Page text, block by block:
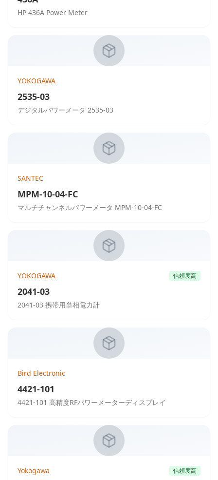
HP 436A Power Meter
YOKOGAWA
2535-03
デジタルパワーメータ 2535-03
SANTEC
MPM-10-04-FC
マルチチャンネルパワーメータ MPM-10-04-FC
YOKOGAWA 信頼度高
2041-03
2041-03 携帯用単相電力計
Bird Electronic
4421-101
4421-101 高精度RFパワーメーターディスプレイ
Yokogawa 信頼度高